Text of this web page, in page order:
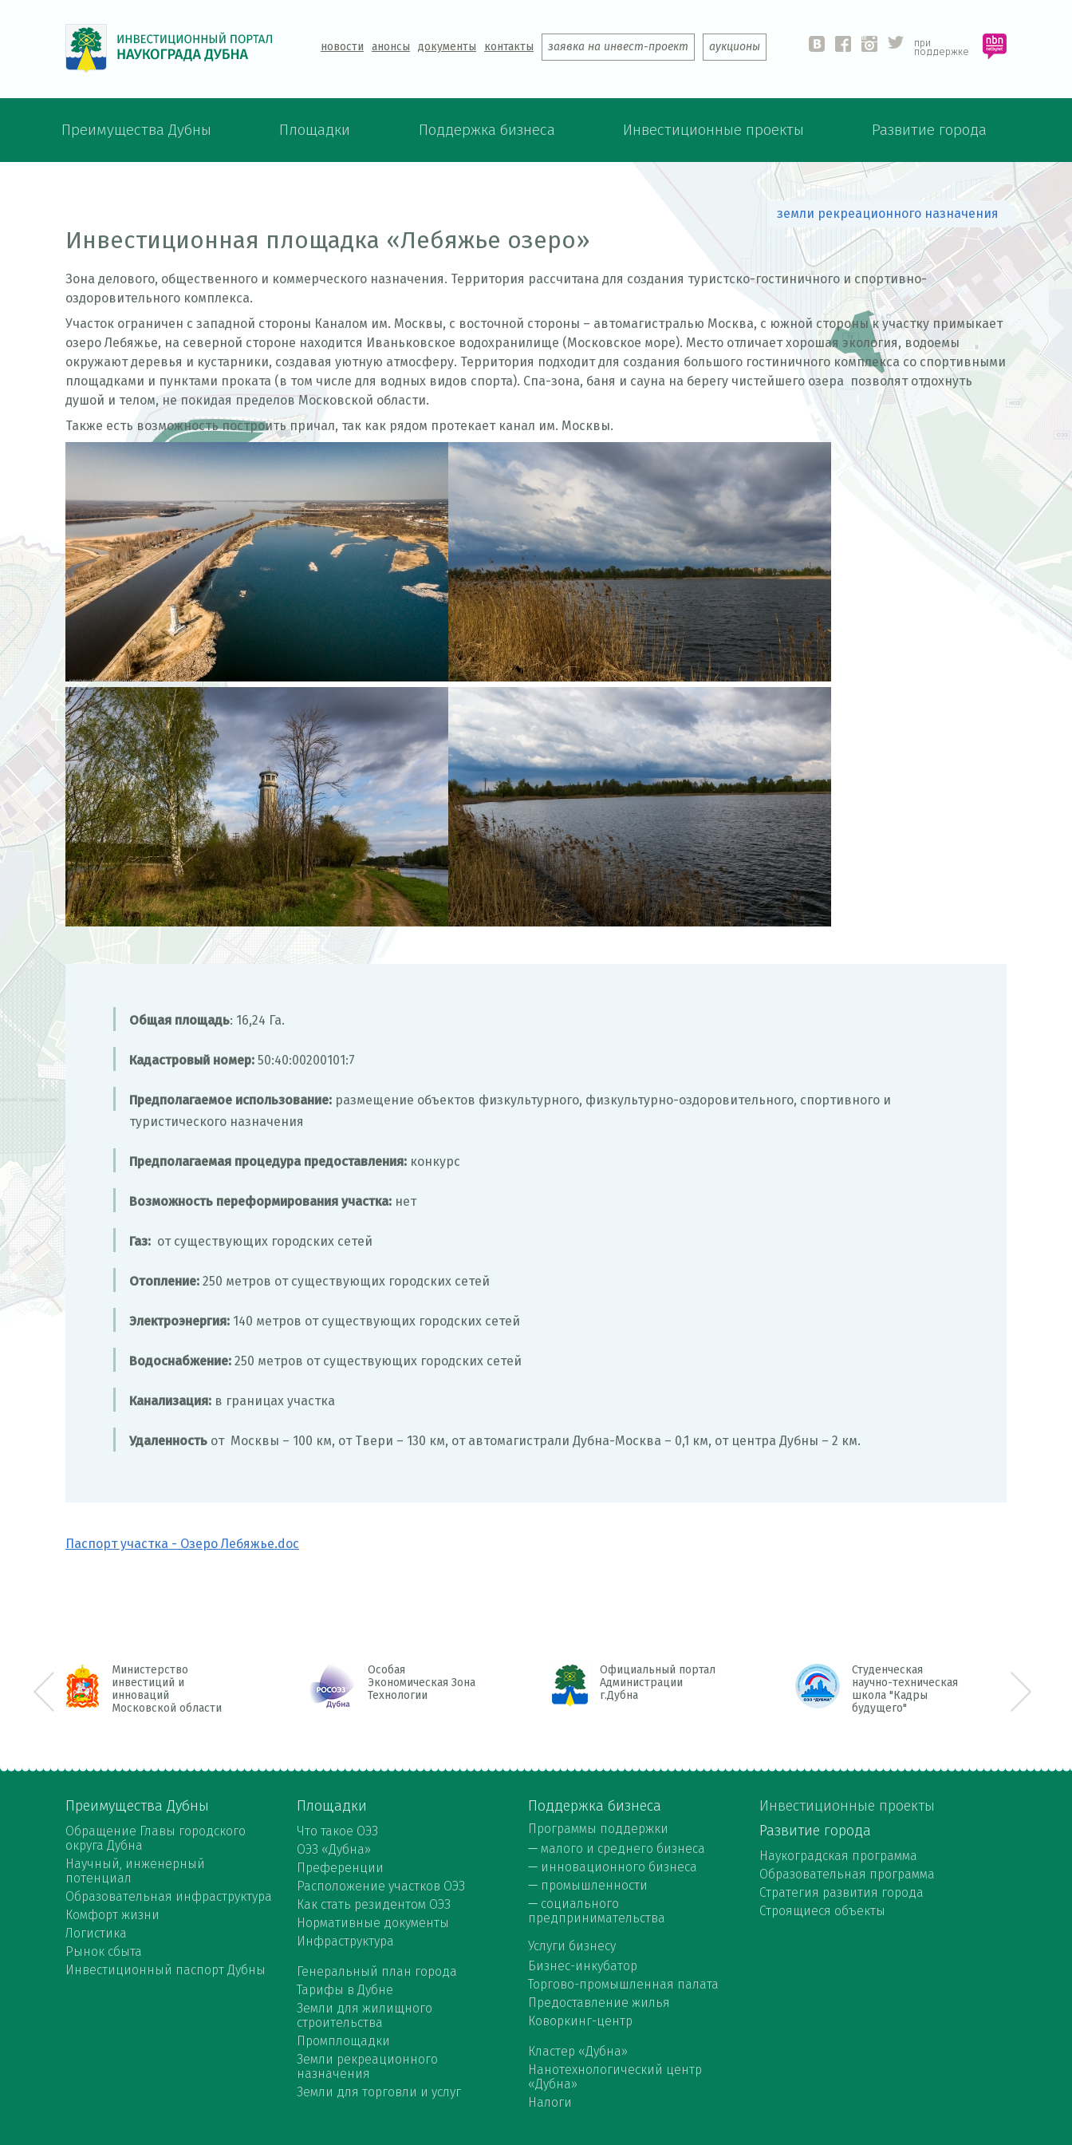
новости анонсы документы контакты заявка на инвест-проект аукционы vk fb ins twit при
поддержке
Преимущества Дубны Площадки Поддержка бизнеса Инвестиционные проекты Развитие города
ы
з
е
с
ь
земли рекреационного назначения
Инвестиционная площадка «Лебяжье озеро»
Зона делового, общественного и коммерческого назначения. Территория рассчитана для создания туристско-гостиничного и спортивно-
оздоровительного комплекса.
Участок ограничен с западной стороны Каналом им. Москвы, с восточной стороны – автомагистралью Москва, с южной стороны к участку примыкает
озеро Лебяжье, на северной стороне находится Иваньковское водохранилище (Московское море). Место отличает хорошая экология, водоемы
окружают деревья и кустарники, создавая уютную атмосферу. Территория подходит для создания большого гостиничного комплекса со спортивными
площадками и пунктами проката (в том числе для водных видов спорта). Спа-зона, баня и сауна на берегу чистейшего озера позволят отдохнуть
душой и телом, не покидая пределов Московской области.
Также есть возможность построить причал, так как рядом протекает канал им. Москвы.
Общая площадь: 16,24 Га.
Кадастровый номер: 50:40:00200101:7
Предполагаемое использование: размещение объектов физкультурного, физкультурно-оздоровительного, спортивного и
туристического назначения
Предполагаемая процедура предоставления: конкурс
Возможность переформирования участка: нет
Газ: от существующих городских сетей
Отопление: 250 метров от существующих городских сетей
Электроэнергия: 140 метров от существующих городских сетей
Водоснабжение: 250 метров от существующих городских сетей
Канализация: в границах участка
Удаленность от Москвы – 100 км, от Твери – 130 км, от автомагистрали Дубна-Москва – 0,1 км, от центра Дубны – 2 км.
Паспорт участка - Озеро Лебяжье.doc
Министерство
инвестиций и
инноваций
Московской области
Особая
Экономическая Зона
Технологии
Официальный портал
Администрации
г.Дубна
Студенческая
научно-техническая
школа "Кадры
будущего"
<< Prev Next >>
Преимущества Дубны
Обращение Главы городского
округа Дубна
Научный, инженерный
потенциал
Образовательная инфраструктура
Комфорт жизни
Логистика
Рынок сбыта
Инвестиционный паспорт Дубны
Площадки
Что такое ОЭЗ
ОЭЗ «Дубна»
Преференции
Расположение участков ОЭЗ
Как стать резидентом ОЭЗ
Нормативные документы
Инфраструктура
Генеральный план города
Тарифы в Дубне
Земли для жилищного
строительства
Промплощадки
Земли рекреационного
назначения
Земли для торговли и услуг
Поддержка бизнеса
Программы поддержки
— малого и среднего бизнеса
— инновационного бизнеса
— промышленности
— социального
предпринимательства
Услуги бизнесу
Бизнес-инкубатор
Торгово-промышленная палата
Предоставление жилья
Коворкинг-центр
Кластер «Дубна»
Нанотехнологический центр
«Дубна»
Налоги
Инвестиционные проекты
Развитие города
Наукоградская программа
Образовательная программа
Стратегия развития города
Строящиеся объекты